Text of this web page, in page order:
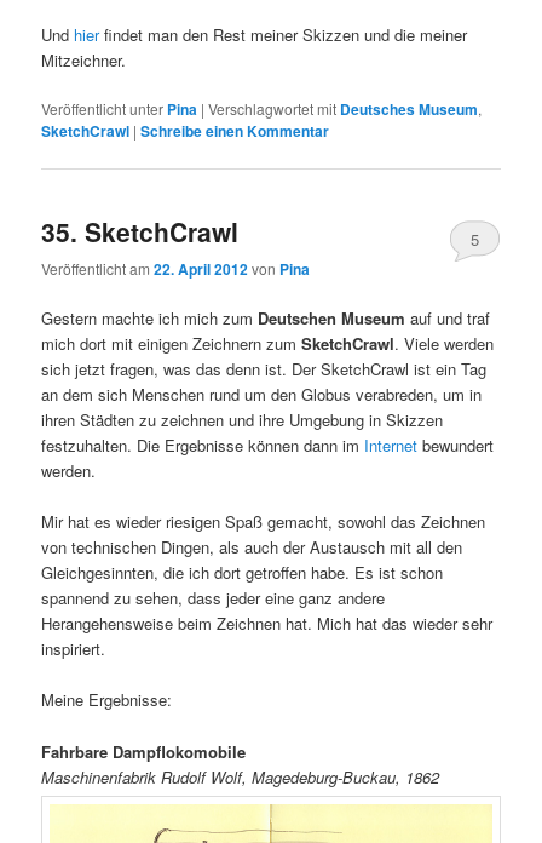
Und hierfindet man den Rest meiner Skizzen und die meiner
Mitzeichner.
Veröffentlicht unter Pina |Verschlagwortet mit Deutsches Museum,
SketchCrawl |Schreibe einen Kommentar
35. SketchCrawl
Veröffentlicht am22. April 2012von Pina
5
Gestern machte ich mich zum Deutschen Museum auf und traf
mich dort mit einigen Zeichnern zumSketchCrawl. Viele werden
sich jetzt fragen, was das denn ist. Der SketchCrawl ist ein Tag
an dem sich Menschen rund um den Globus verabreden, um in
ihren Städten zu zeichnen und ihre Umgebung in Skizzen
festzuhalten. Die Ergebnisse können dann im Internetbewundert
werden.
Mir hat es wieder riesigen Spaß gemacht, sowohl das Zeichnen
von technischen Dingen, als auch der Austausch mit all den
Gleichgesinnten, die ich dort getroffen habe. Es ist schon
spannend zu sehen, dass jeder eine ganz andere
Herangehensweise beim Zeichnen hat. Mich hat das wieder sehr
inspiriert.
Meine Ergebnisse:
Fahrbare Dampflokomobile
Maschinenfabrik Rudolf Wolf, Magedeburg-Buckau, 1862